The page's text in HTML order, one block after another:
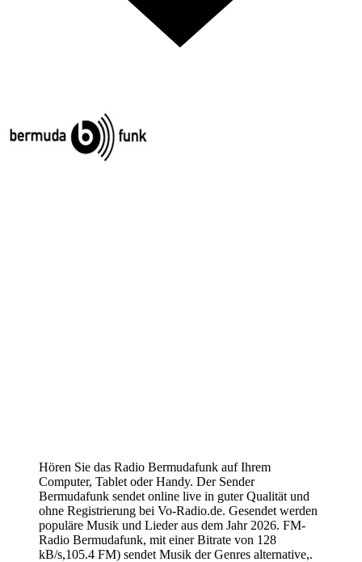
Hören Sie das Radio Bermudafunk auf Ihrem
Computer, Tablet oder Handy. Der Sender
Bermudafunk sendet online live in guter Qualität und
ohne Registrierung bei Vo-Radio.de. Gesendet werden
populäre Musik und Lieder aus dem Jahr 2026. FM-
Radio Bermudafunk, mit einer Bitrate von 128
kB/s,105.4 FM) sendet Musik der Genres alternative,.